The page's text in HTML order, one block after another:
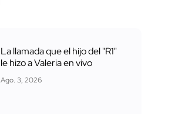
La llamada que el hijo del "R1"
le hizo a Valeria en vivo
Ago. 3, 2026